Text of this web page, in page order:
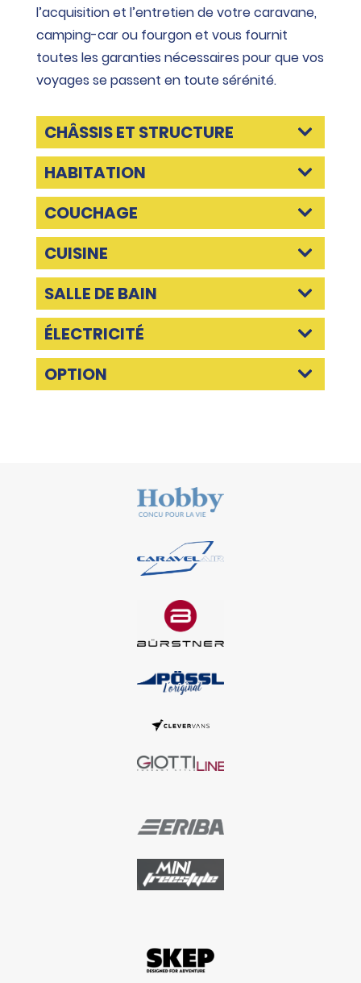
l’acquisition et l’entretien de votre caravane,
camping-car ou fourgon et vous fournit
toutes les garanties nécessaires pour que vos
voyages se passent en toute sérénité.
CHÂSSIS ET STRUCTURE
HABITATION
COUCHAGE
CUISINE
SALLE DE BAIN
ÉLECTRICITÉ
OPTION